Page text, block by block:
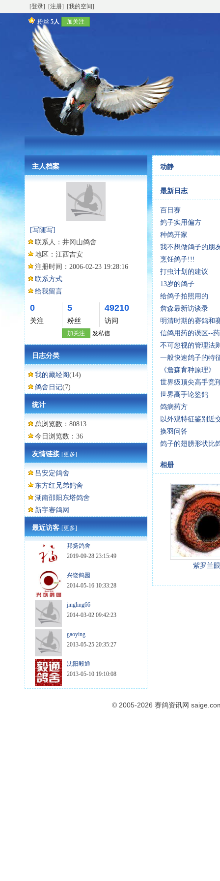
[登录] [注册] [我的空间]
粉丝 5人 加关注
主人档案
[写随写]
联系人： 井冈山鸽舍
地区： 江西吉安
注册时间： 2006-02-23 19:28:16
联系方式
给我留言
0
关注
5
粉丝
49210
访问
加关注 发私信
日志分类
我的藏经阁(14)
鸽舍日记(7)
统计
总浏览数：80813
今日浏览数：36
友情链接[更多]
吕安定鸽舍
东方红兄弟鸽舍
湖南邵阳东塔鸽舍
新宇赛鸽网
最近访客[更多]
邦扬鸽舍
2019-09-28 23:15:49
兴饶鸽园
2014-05-16 10:33:28
jingling66
2014-03-02 09:42:23
gaoying
2013-05-25 20:35:27
沈阳毅通
2013-05-10 19:10:08
动静
最新日志
百日赛
鸽子实用偏方
种鸽开家
我不想做鸽子的朋
烹饪鸽子!!!
打虫计划的建议
13岁的鸽子
给鸽子拍照用的
詹森最新访谈录
明清时期的赛鸽和
信鸽用药的误区--
不可忽视的管理法
一般快速鸽子的特
《詹森育种原理》
世界级顶尖高手竞
世界高手论鉴鸽
鸽病药方
以外观特征鉴别近
换羽问答
鸽子的翅膀形状比
相册
紫罗兰眼
© 2005-2026 赛鸽资讯网